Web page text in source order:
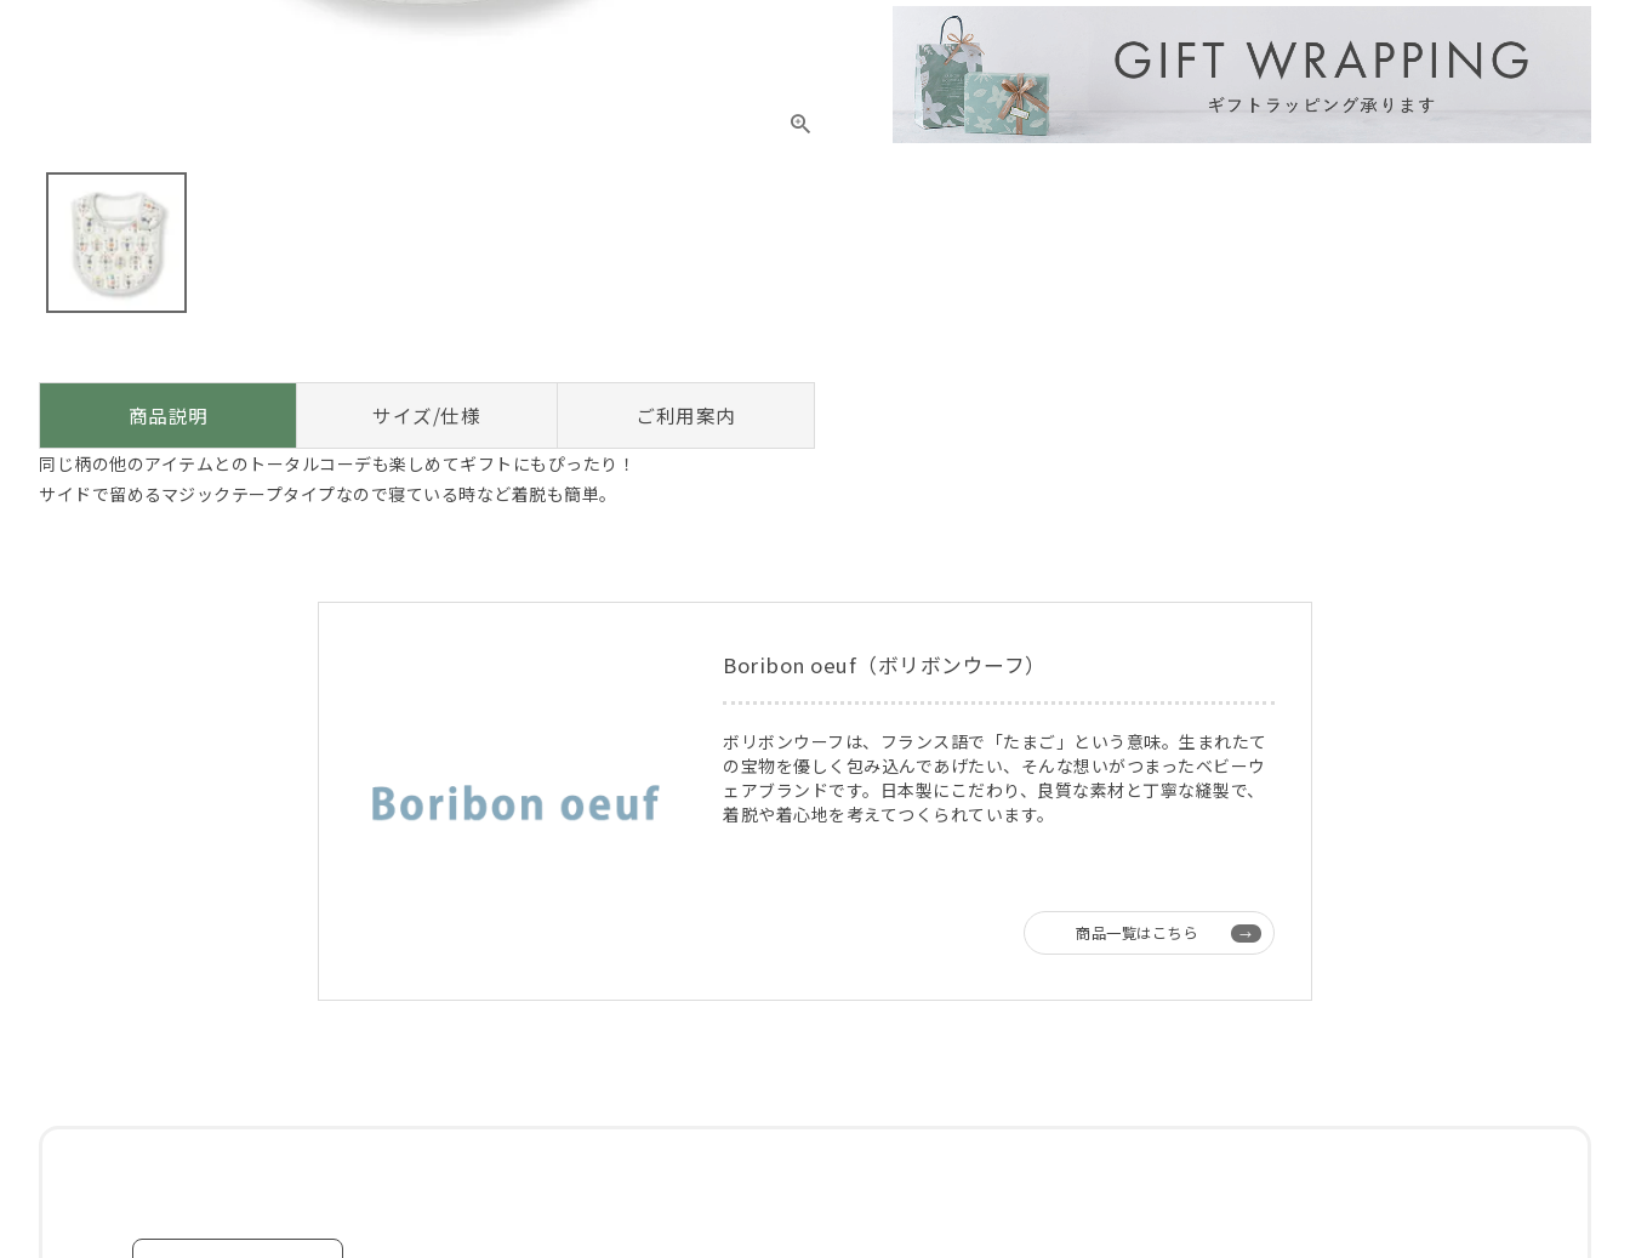
商品説明 サイズ/仕様 ご利用案内
同じ柄の他のアイテムとのトータルコーデも楽しめてギフトにもぴったり！
サイドで留めるマジックテープタイプなので寝ている時など着脱も簡単。
Boribon oeuf（ボリボンウーフ）
ボリボンウーフは、フランス語で「たまご」という意味。生まれたて
の宝物を優しく包み込んであげたい、そんな想いがつまったベビーウ
ェアブランドです。日本製にこだわり、良質な素材と丁寧な縫製で、
着脱や着心地を考えてつくられています。
商品一覧はこちら